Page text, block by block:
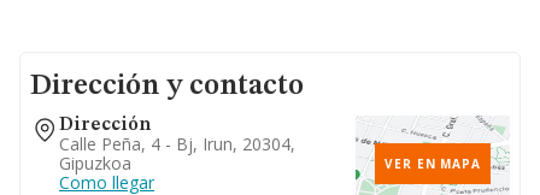
Dirección y contacto
Dirección
Calle Peña, 4 - Bj, Irun, 20304,
Gipuzkoa
Como llegar
VER EN MAPA